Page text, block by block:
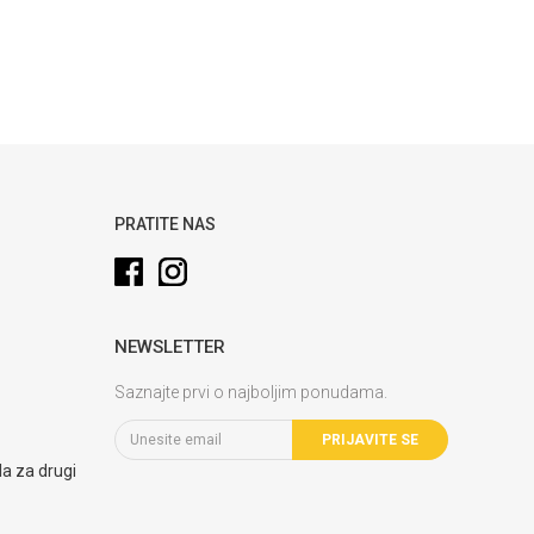
za drugi
PRATITE NAS
NEWSLETTER
Saznajte prvi o najboljim ponudama.
PRIJAVITE SE